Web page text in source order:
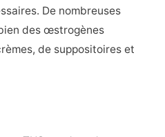
De nombreuses
des œstrogènes
de suppositoires et